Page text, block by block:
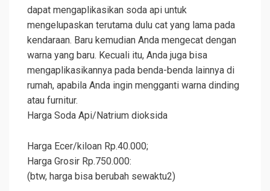
dapat mengaplikasikan soda api untuk
mengelupaskan terutama dulu cat yang lama pada
kendaraan. Baru kemudian Anda mengecat dengan
warna yang baru. Kecuali itu, Anda juga bisa
mengaplikasikannya pada benda-benda lainnya di
rumah, apabila Anda ingin mengganti warna dinding
atau furnitur.
Harga Soda Api/Natrium dioksida
Harga Ecer/kiloan Rp.40.000;
Harga Grosir Rp.750.000:
(btw, harga bisa berubah sewaktu2)